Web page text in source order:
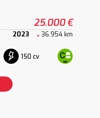
25.000 €
2023 36.954 km
150 cv